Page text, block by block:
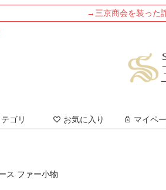
→三京商会を装った
ゴリ お気に入り マイペ
ス ファー小物